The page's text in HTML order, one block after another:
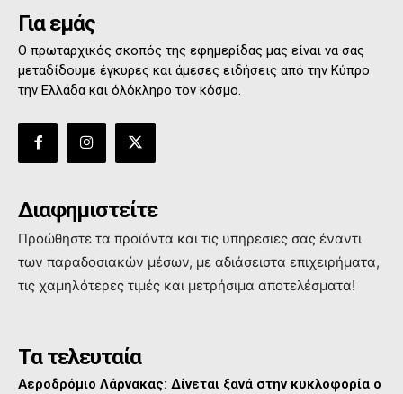
Για εμάς
Ο πρωταρχικός σκοπός της εφημερίδας μας είναι να σας
μεταδίδουμε έγκυρες και άμεσες ειδήσεις από την Κύπρο
την Ελλάδα και όλόκληρο τον κόσμο.
Διαφημιστείτε
Προώθηστε τα προϊόντα και τις υπηρεσιες σας έναντι
των παραδοσιακών μέσων, με αδιάσειστα επιχειρήματα,
τις χαμηλότερες τιμές και μετρήσιμα αποτελέσματα!
Τα τελευταία
Αεροδρόμιο Λάρνακας: Δίνεται ξανά στην κυκλοφορία ο